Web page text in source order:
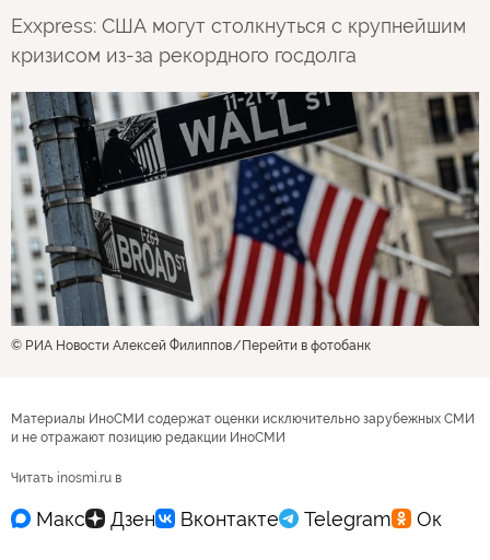
Exxpress: США могут столкнуться с крупнейшим
кризисом из-за рекордного госдолга
© РИА Новости Алексей Филиппов Перейти в фотобанк
Материалы ИноСМИ содержат оценки исключительно зарубежных СМИ
и не отражают позицию редакции ИноСМИ
Читать inosmi.ru в